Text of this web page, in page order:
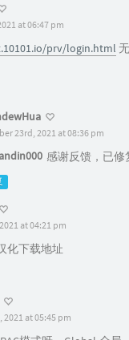
at 06:47 pm
prv/login.html
23rd, 2021 at 08:36 pm
感谢反馈，已修
at 04:21 pm
化下载地址
at 05:45 pm